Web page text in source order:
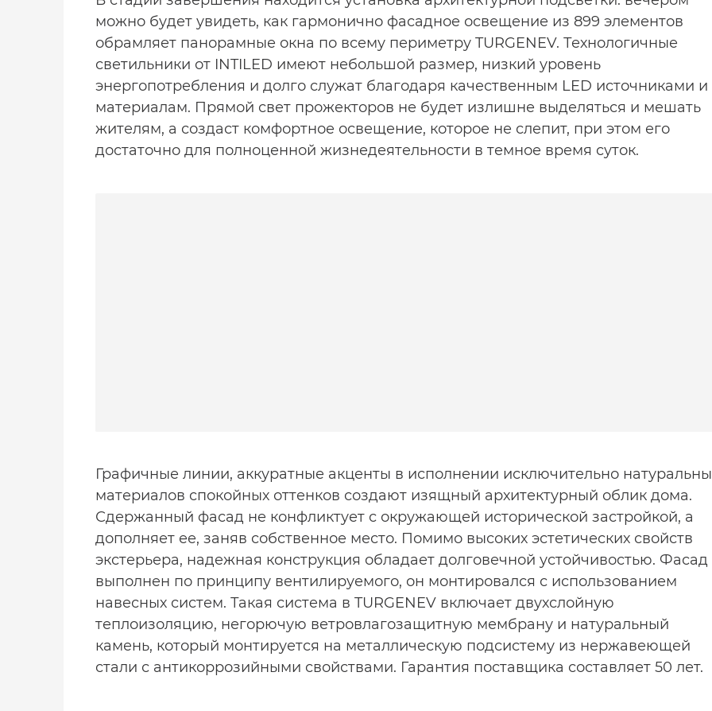
можно будет увидеть, как гармонично фасадное освещение из 899 элементов
обрамляет панорамные окна по всему периметру TURGENEV. Технологичные
светильники от INTILED имеют небольшой размер, низкий уровень
энергопотребления и долго служат благодаря качественным LED источниками и
материалам. Прямой свет прожекторов не будет излишне выделяться и мешать
жителям, а создаст комфортное освещение, которое не слепит, при этом его
достаточно для полноценной жизнедеятельности в темное время суток.
Графичные линии, аккуратные акценты в исполнении исключительно
материалов спокойных оттенков создают изящный архитектурный облик дома.
Сдержанный фасад не конфликтует с окружающей исторической застройкой, а
дополняет ее, заняв собственное место. Помимо высоких эстетических свойств
экстерьера, надежная конструкция обладает долговечной устойчивостью. Фасад
выполнен по принципу вентилируемого, он монтировался с использованием
навесных систем. Такая система в TURGENEV включает двухслойную
теплоизоляцию, негорючую ветровлагозащитную мембрану и натуральный
камень, который монтируется на металлическую подсистему из нержавеющей
стали с антикоррозийными свойствами. Гарантия поставщика составляет 50 лет.